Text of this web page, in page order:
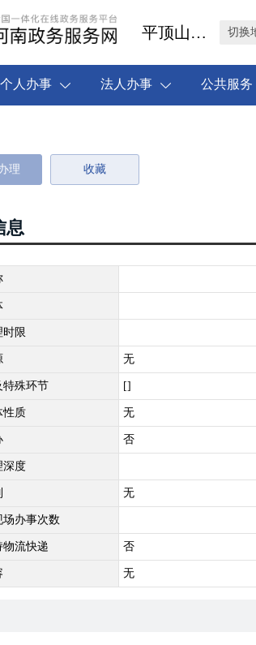
平顶山市叶县 切换
个人办事 法人办事 公共服务
理 收藏
息
时限
无
特殊环节 []
性质 无
否
深度
无
场办事次数
物流快递 否
无